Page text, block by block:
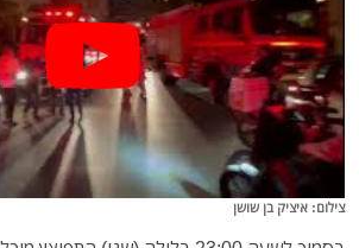
צילום: איציק בן שושן